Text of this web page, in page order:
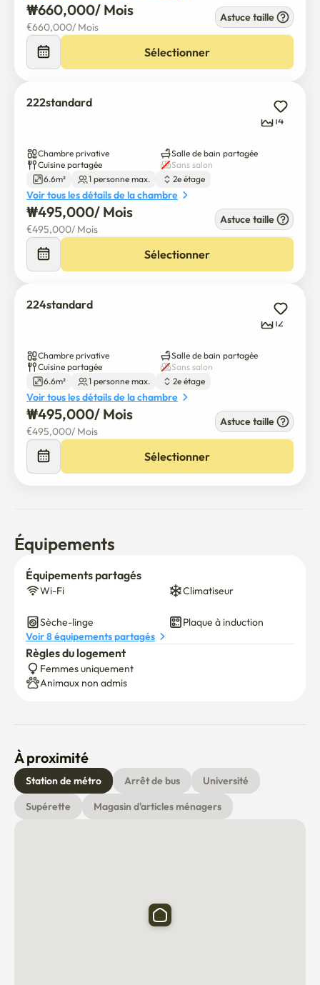
이용 규칙 (간단 안내)
여성 전용 공간으로, 남성 출입은 제한됩니다.
모든 공간은 금연입니다.
밤 10시 이후에는 조용한 이용을 부탁드립니다.
공용 공간은 서로를 위해 깨끗하게 사용해주세요.
스테이 아올 양재가 위치한 건물 주변은
양재역과 매우 가까우면서도,
번화가에서 한 블록 떨어진 조용한 주거·업무 혼합 지역입니다.
큰 도로에서 바로 진입할 수 있어 밤에도 밝고 안전하며,
주변에는 1층바로 마트. 편의점, 카페, 베이커리, 약국, 병원, 은행,
식당 등이
도보 거리 안에 고루 갖춰져 있어 일상생활이 매우 편리합니다.
늦은 시간 귀가 시에도 비교적 안심할 수 있는 환경이며,
도심의 편리함과
주거지 특유의 안정감을 함께 느낄 수 있는
균형 잡힌 입지 환경이 스테이 아올 양재의 큰 장점입니다.
스테이 아올 양재는
양재역 8번 출구에서 도보 5분 거리에 위치한
여성 전용 안심 스테이입니다.
₩660,000/ Mois
€660,000/ Mois
Astuce taille
Sélectionner
222standard
14
Chambre privative
Salle de bain partagée
Cuisine partagée
Sans salon
6.6m²
1 personne max. 2e étage
Voir tous les détails de la chambre
₩495,000/ Mois
€495,000/ Mois
Astuce taille
Sélectionner
224standard
12
Chambre privative
Salle de bain partagée
Cuisine partagée
Sans salon
6.6m²
1 personne max. 2e étage
Voir tous les détails de la chambre
₩495,000/ Mois
€495,000/ Mois
Astuce taille
Sélectionner
Équipements
Équipements partagés
Wi-Fi Climatiseur
Sèche-linge
Plaque à induction
Voir 8 équipements partagés
Règles du logement
Femmes uniquement
Animaux non admis
À proximité
Station de métro Arrêt de bus
Université
Supérette
Magasin d'articles ménagers